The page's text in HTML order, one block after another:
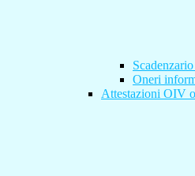
Oneri
Attestazioni OIV